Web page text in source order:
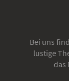
Bei uns
lustige
das